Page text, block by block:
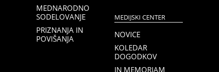
MEDNARODNO
SODELOVANJE
PRIZNANJA IN
POVIŠANJA
MEDIJSKI CENTER
NOVICE
KOLEDAR
DOGODKOV
IN MEMORIAM